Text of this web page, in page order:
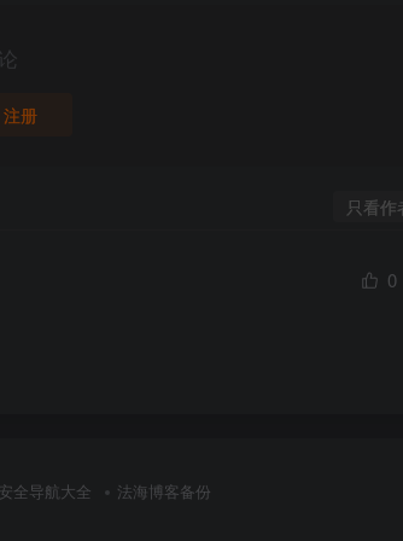
注册
只看作
0
全导航大全 法海博客备份